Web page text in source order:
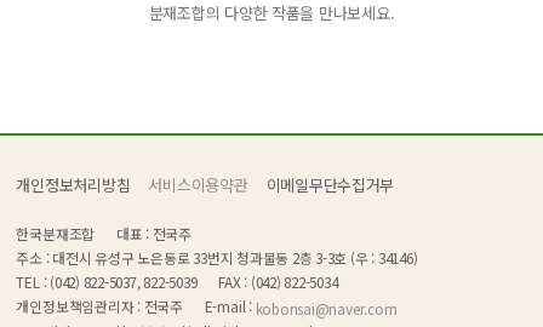
분재조합의 다양한 작품을 만나보세요.
개인정보처리방침 서비스이용약관 이메일무단수집거부
한국분재조합
대표 : 전국주
주소 : 대전시 유성구 노은동로 33번지 청과물동 2층 3-3호 (우 : 34146)
TEL : (042) 822-5037, 822-5039
FAX : (042) 822-5034
개인정보책임관리자 : 전국주
E-mail : kobonsai@naver.com